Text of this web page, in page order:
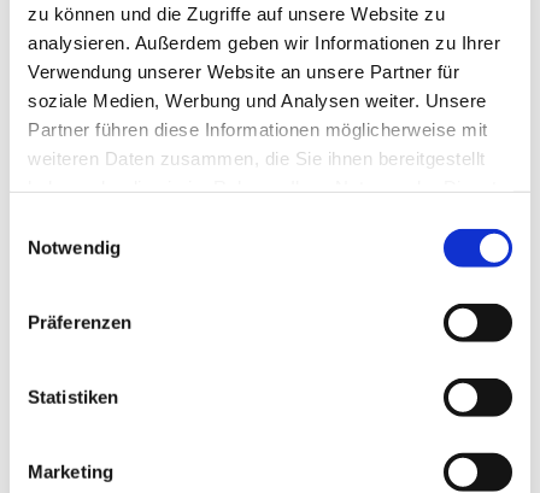
zu können und die Zugriffe auf unsere Website zu
analysieren. Außerdem geben wir Informationen zu Ihrer
Verwendung unserer Website an unsere Partner für
soziale Medien, Werbung und Analysen weiter. Unsere
Partner führen diese Informationen möglicherweise mit
weiteren Daten zusammen, die Sie ihnen bereitgestellt
Notwendig
Präferenzen
Statistiken
Marketing
Du brauchst
etwas zu trinken
Du brauchst kein Geld für unterwegs.
Dieses Angebot ist kostenlos.
Maria Wehr
Alle Angebote und Informationen über den Bereich Freizeit
Zurück